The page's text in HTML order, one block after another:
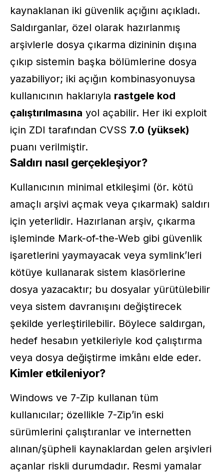
kaynaklanan iki güvenlik açığını açıkladı.
Saldırganlar, özel olarak hazırlanmış
arşivlerle dosya çıkarma dizininin dışına
çıkıp sistemin başka bölümlerine dosya
yazabiliyor; iki açığın kombinasyonuysa
kullanıcının haklarıyla rastgele kod
çalıştırılmasına yol açabilir. Her iki exploit
için ZDI tarafından CVSS 7.0 (yüksek)
puanı verilmiştir.
Saldırı nasıl gerçekleşiyor?
Kullanıcının minimal etkileşimi (ör. kötü
amaçlı arşivi açmak veya çıkarmak) saldırı
için yeterlidir. Hazırlanan arşiv, çıkarma
işleminde Mark-of-the-Web gibi güvenlik
işaretlerini yaymayacak veya symlink’leri
kötüye kullanarak sistem klasörlerine
dosya yazacaktır; bu dosyalar yürütülebilir
veya sistem davranışını değiştirecek
şekilde yerleştirilebilir. Böylece saldırgan,
hedef hesabın yetkileriyle kod çalıştırma
veya dosya değiştirme imkânı elde eder.
Kimler etkileniyor?
Windows ve 7-Zip kullanan tüm
kullanıcılar; özellikle 7-Zip’in eski
sürümlerini çalıştıranlar ve internetten
alınan/şüpheli kaynaklardan gelen arşivleri
açanlar riskli durumdadır. Resmi yamalar